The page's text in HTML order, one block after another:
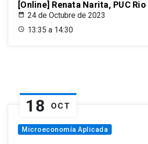
[Online] Renata Narita, PUC Rio
24 de Octubre de 2023
13:35 a 14:30
18 OCT
Microeconomía Aplicada